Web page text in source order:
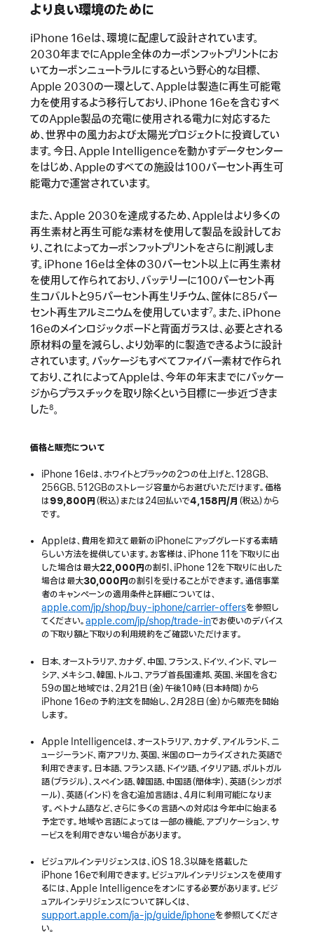
より良い環境のために
iPhone 16eは、環境に配慮して設計されています。
2030年までにApple全体のカーボンフットプリントにお
いてカーボンニュートラルにするという野心的な目標、
Apple 2030の一環として、Appleは製造に再生可能電
力を使用するよう移行しており、iPhone 16eを含むすべ
てのApple製品の充電に使用される電力に対応するた
め、世界中の風力および太陽光プロジェクトに投資してい
ます。今日、Apple Intelligenceを動かすデータセンター
をはじめ、Appleのすべての施設は100パーセント再生可
能電力で運営されています。
また、Apple 2030を達成するため、Appleはより多くの
再生素材と再生可能な素材を使用して製品を設計してお
り、これによってカーボンフットプリントをさらに削減しま
す。iPhone 16eは全体の30パーセント以上に再生素材
を使用して作られており、バッテリーに100パーセント再
生コバルトと95パーセント再生リチウム、筐体に85パー
セント再生アルミニウムを使用しています7。また、iPhone
16eのメインロジックボードと背面ガラスは、必要とされる
原材料の量を減らし、より効率的に製造できるように設計
されています。パッケージもすべてファイバー素材で作られ
ており、これによってAppleは、今年の年末までにパッケー
ジからプラスチックを取り除くという目標に一歩近づきま
した8。
価格と販売について
iPhone 16eは、ホワイトとブラックの2つの仕上げと、128GB、
256GB、512GBのストレージ容量からお選びいただけます。価格
は99,800円（税込）または24回払いで4,158円/月 （税込）から
です。
Appleは、費用を抑えて最新のiPhoneにアップグレードする素晴
らしい方法を提供しています。お客様は、iPhone 11を下取りに出
した場合は最大22,000円の割引、iPhone 12を下取りに出した
場合は最大30,000円の割引を受けることができます。通信事業
者のキャンペーンの適用条件と詳細については、
apple.com/jp/shop/buy-iphone/carrier-offersを参照し
てください。apple.com/jp/shop/trade-inでお使いのデバイス
の下取り額と下取りの利用規約をご確認いただけます。
日本、オーストラリア、カナダ、中国、フランス、ドイツ、インド、マレー
シア、メキシコ、韓国、トルコ、アラブ首長国連邦、英国、米国を含む
59の国と地域では、2月21日（金）午後10時（日本時間）から
iPhone 16eの予約注文を開始し、2月28日（金）から販売を開始
します。
Apple Intelligenceは、オーストラリア、カナダ、アイルランド、ニ
ュージーランド、南アフリカ、英国、米国のローカライズされた英語で
利用できます。日本語、フランス語、ドイツ語、イタリア語、ポルトガル
語（ブラジル）、スペイン語、韓国語、中国語（簡体字）、英語（シンガポ
ール）、英語（インド）を含む追加言語は、4月に利用可能になりま
す。ベトナム語など、さらに多くの言語への対応は今年中に始まる
予定です。地域や言語によっては一部の機能、アプリケーション、サ
ービスを利用できない場合があります。
ビジュアルインテリジェンスは、iOS 18.3以降を搭載した
iPhone 16eで利用できます。ビジュアルインテリジェンスを使用す
るには、Apple Intelligenceをオンにする必要があります。ビジ
ュアルインテリジェンスについて詳しくは、
support.apple.com/ja-jp/guide/iphoneを参照してくださ
い。